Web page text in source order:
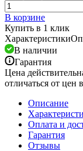
В корзине
Купить в 1 клик
Характеристики
В наличии
Гарантия
Цена
отличаться от цен
Описание
Оплата и
Гарантия
Отзывы